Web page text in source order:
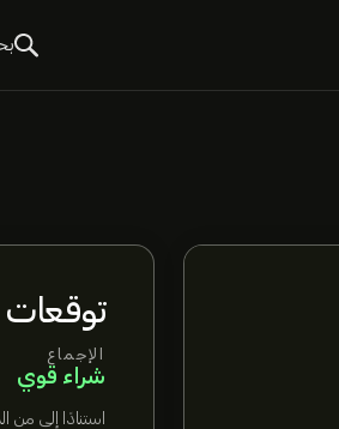
توقعات
الإجماع
شراء قوي
استنادًا إلى من